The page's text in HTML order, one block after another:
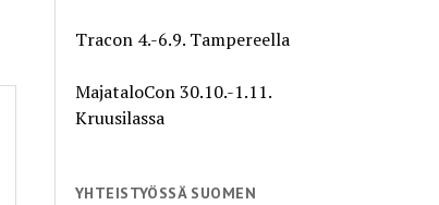
Tracon 4.-6.9. Tampereella
MajataloCon 30.10.-1.11.
Kruusilassa
YHTEISTYÖSSÄ SUOMEN